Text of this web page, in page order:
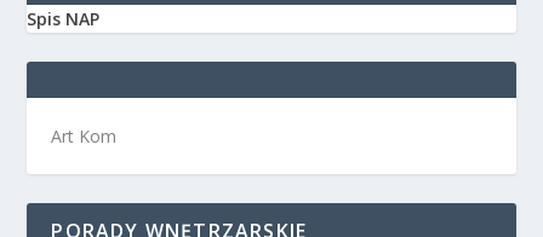
Spis NAP
Art Kom
PORADY WNĘTRZARSKIE